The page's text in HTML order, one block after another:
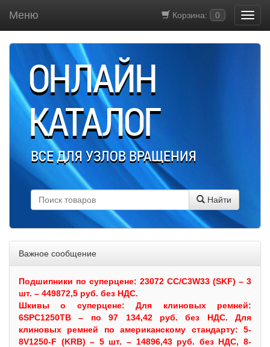
Корзина: 0
Меню
ОНЛАЙН
КАТАЛОГ
ВСЕ ДЛЯ УЗЛОВ ВРАЩЕНИЯ
Найти
Важное сообщение
Подшипники по суперцене: 23072 CC/C3W33 (SKF) – 3
шт. – 449872,5 руб. без НДС.
Шкивыо суперцене:Для клиновых ремней:
6SPC1250TB – по 97 134,42 руб. без НДС. Для
клиновых ремней по американскому стандарту: 5-
8V1250-F (KRB) – 5 шт. – 14896,43 руб. без НДС, 8-